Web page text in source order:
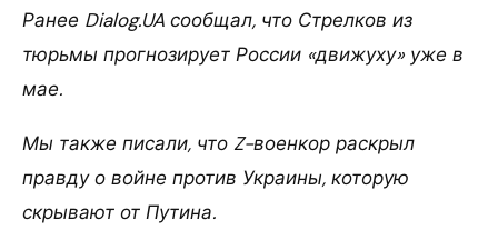
Ранее Dialog.UA сообщал, что Стрелков из
тюрьмы прогнозирует России «движуху» уже в
мае.
Мы также писали, что Z-военкор раскрыл
правду о войне против Украины, которую
скрывают от Путина.